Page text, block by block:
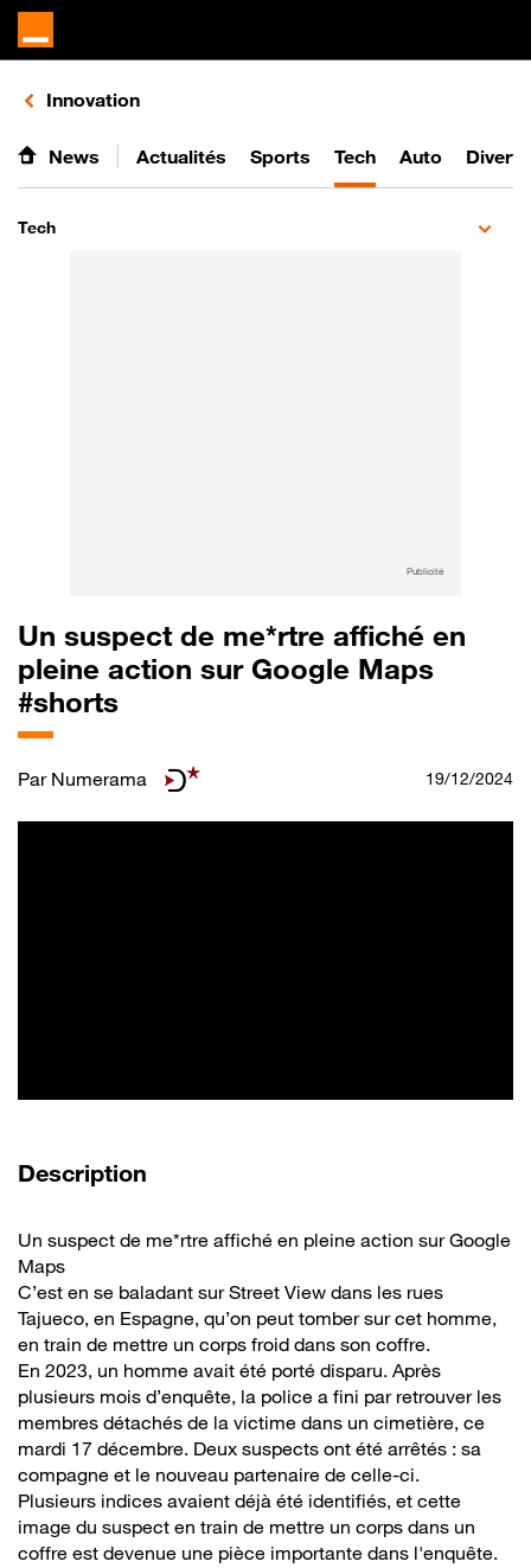
Retours vers le listing de vidéos de la catégorie
Innovation
News Actualités Sports Tech Auto
Tech
Publicité
Un suspect de me*rtre affiché en
pleine action sur Google Maps
#shorts
Par Numerama 19/12/2024
Description
Un suspect de me*rtre affiché en pleine action sur Google
Maps
C’est en se baladant sur Street View dans les rues
Tajueco, en Espagne, qu’on peut tomber sur cet homme,
en train de mettre un corps froid dans son coffre.
En 2023, un homme avait été porté disparu. Après
plusieurs mois d’enquête, la police a fini par retrouver les
membres détachés de la victime dans un cimetière, ce
mardi 17 décembre. Deux suspects ont été arrêtés : sa
compagne et le nouveau partenaire de celle-ci.
Plusieurs indices avaient déjà été identifiés, et cette
image du suspect en train de mettre un corps dans un
coffre est devenue une pièce importante dans l'enquête.